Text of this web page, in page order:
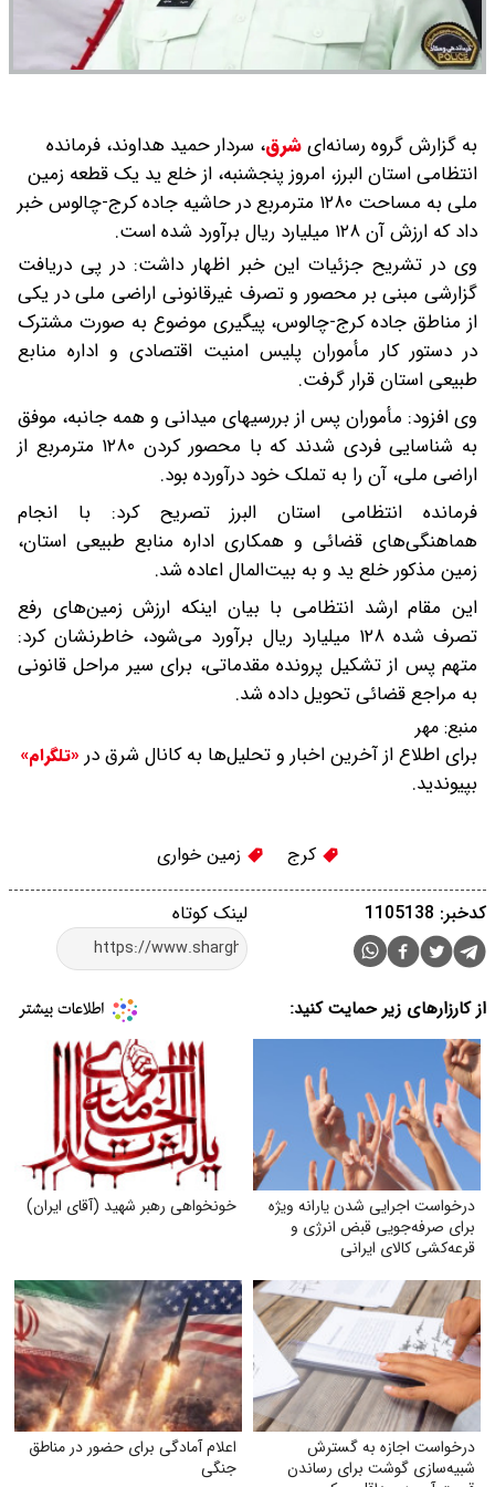
به گزارش گروه رسانه‌ایشرق، سردار حمید هداوند، فرمانده
انتظامی استان البرز، امروز پنجشنبه، از خلع ید یک قطعه زمین
ملی به مساحت ۱۲۸۰ مترمربع در حاشیه جاده کرج-چالوس خبر
داد که ارزش آن ۱۲۸ میلیارد ریال برآورد شده است.
وی در تشریح جزئیات این خبر اظهار داشت: در پی دریافت
گزارشی مبنی بر محصور و تصرف غیرقانونی اراضی ملی در یکی
از مناطق جاده کرج-چالوس، پیگیری موضوع به صورت مشترک
در دستور کار مأموران پلیس امنیت اقتصادی و اداره منابع
طبیعی استان قرار گرفت.
وی افزود: مأموران پس از بررسیهای میدانی و همه جانبه، موفق
به شناسایی فردی شدند که با محصور کردن ۱۲۸۰ مترمربع از
اراضی ملی، آن را به تملک خود درآورده بود.
فرمانده انتظامی استان البرز تصریح کرد: با انجام
هماهنگی‌های قضائی و همکاری اداره منابع طبیعی استان،
زمین مذکور خلع ید و به بیت‌المال اعاده شد.
این مقام ارشد انتظامی با بیان اینکه ارزش زمین‌های رفع
تصرف شده ۱۲۸ میلیارد ریال برآورد می‌شود، خاطرنشان کرد:
متهم پس از تشکیل پرونده مقدماتی، برای سیر مراحل قانونی
به مراجع قضائی تحویل داده شد.
منبع: مهر
برای اطلاع از آخرین اخبار و تحلیل‌ها به کانال شرق در «تلگرام»
بپیوندید.
کرج زمین خواری
لینک کوتاه کدخبر: 1105138
از کارزارهای زیر حمایت کنید:
درخواست اجرایی شدن یارانه ویژه
برای صرفه‌جویی قبض انرژی و
قرعه‌کشی کالای ایرانی
خونخواهی رهبر شهید (آقای ایران)
درخواست اجازه به گسترش
شبیه‌سازی گوشت برای رساندن
اعلام آمادگی برای حضور در مناطق
جنگی